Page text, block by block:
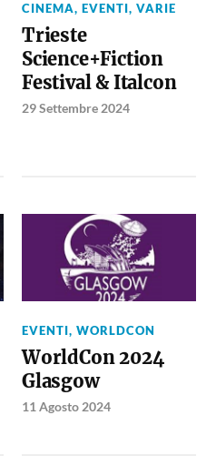
CINEMA,EVENTI,VARIE
Trieste
Science+Fiction
Festival & Italcon
29 Settembre 2024
EVENTI,WORLDCON
WorldCon 2024
Glasgow
11 Agosto 2024